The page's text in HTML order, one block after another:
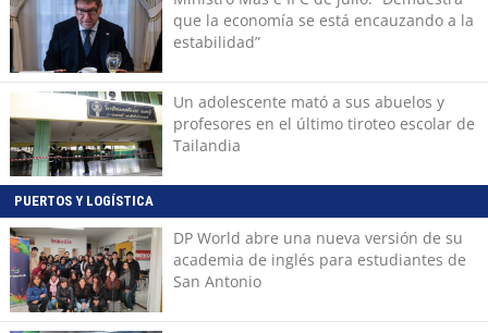
que la economía se está encauzando a la
estabilidad”
Un adolescente mató a sus abuelos y
profesores en el último tiroteo escolar de
Tailandia
PUERTOS Y LOGÍSTICA
DP World abre una nueva versión de su
academia de inglés para estudiantes de
San Antonio